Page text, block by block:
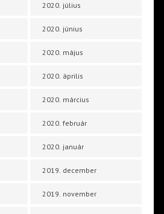
2020. július
2020. június
2020. május
2020. április
2020. március
2020. február
2020. január
2019. december
2019. november